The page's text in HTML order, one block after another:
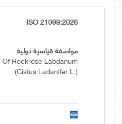
ISO 21099:2026
مواصفة قياسية دولية
Of Rockrose Labdanum
(Cistus Ladanifer L.)